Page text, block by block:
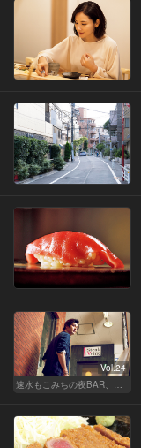
Vol.24
速水もこみちの夜BAR、夜メシ、夜レシピ